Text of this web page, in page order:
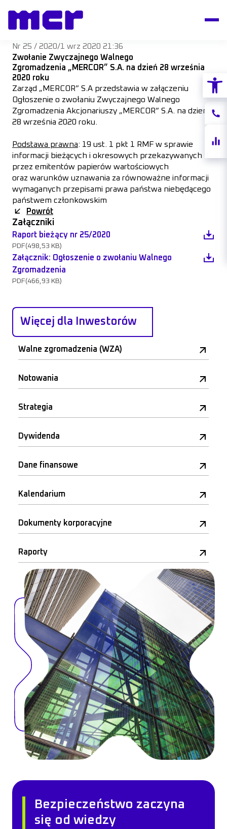
akcji
Nr 25 / 2020/1 wrz 2020 21:36
Zwołanie Zwyczajnego Walnego
Zgromadzenia „MERCOR” S.A. na dzień 28 września
2020 roku
Zarząd „MERCOR” S.A przedstawia w załączeniu
Ogłoszenie o zwołaniu Zwyczajnego Walnego
Zgromadzenia Akcjonariuszy „MERCOR” S.A. na dzień
28 września 2020 roku.
Podstawa prawna: 19 ust. 1 pkt 1 RMF w sprawie
informacji bieżących i okresowych przekazywanych
przez emitentów papierów wartościowych
oraz warunków uznawania za równoważne informacji
wymaganych przepisami prawa państwa niebędącego
państwem członkowskim
Powrót
Załączniki
Raport bieżący nr 25/2020
PDF(498,53 KB)
Załącznik: Ogłoszenie o zwołaniu Walnego
Zgromadzenia
PDF(466,93 KB)
Więcej dla Inwestorów
Walne zgromadzenia (WZA)
Notowania
Strategia
Dywidenda
Dane finansowe
Kalendarium
Dokumenty korporacyjne
Raporty
Bezpieczeństwo zaczyna
się od wiedzy